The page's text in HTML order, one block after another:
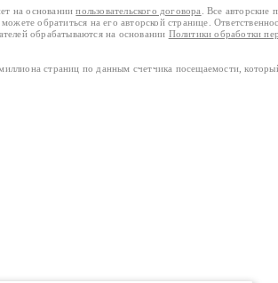
на основаниипользовательского договора
. Все авторские
обратиться на его авторской странице.
обрабатываются на основании Политики обработки
страниц по данным счетчика посещаемости,